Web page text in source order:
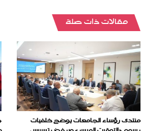
جلسة
الجمعة
المقبل
‏مقالات ذات صلة
منتدى رؤساء الجامعات يوضح خلفيات